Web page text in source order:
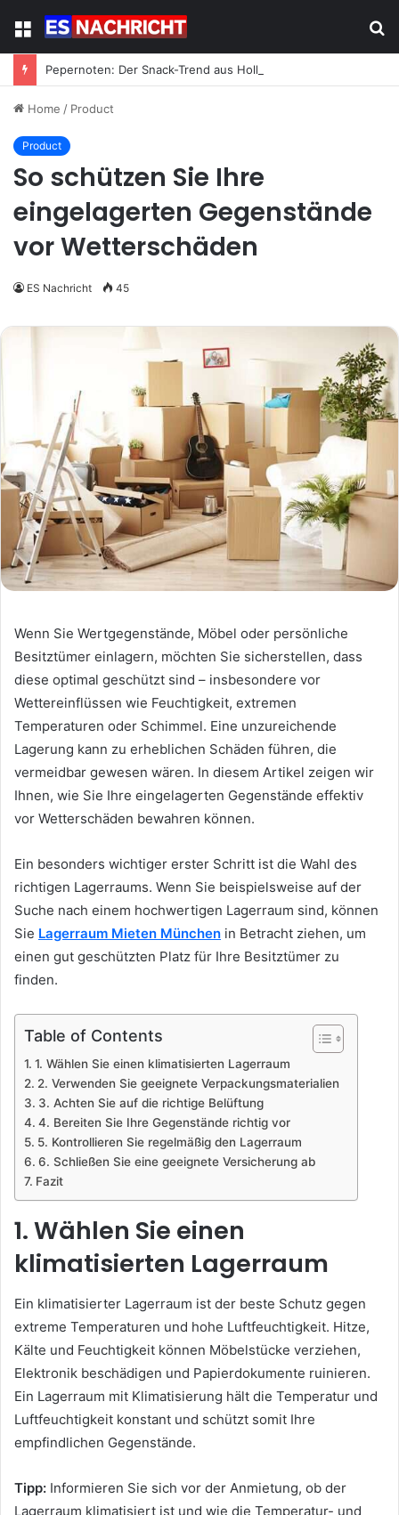
Menu
Home / Product
Product
So schützen Sie Ihre
eingelagerten Gegenstände
vor Wetterschäden
ES Nachricht 45
Wenn Sie Wertgegenstände, Möbel oder persönliche
Besitztümer einlagern, möchten Sie sicherstellen, dass
diese optimal geschützt sind – insbesondere vor
Wettereinflüssen wie Feuchtigkeit, extremen
Temperaturen oder Schimmel. Eine unzureichende
Lagerung kann zu erheblichen Schäden führen, die
vermeidbar gewesen wären. In diesem Artikel zeigen wir
Ihnen, wie Sie Ihre eingelagerten Gegenstände effektiv
vor Wetterschäden bewahren können.
Ein besonders wichtiger erster Schritt ist die Wahl des
richtigen Lagerraums. Wenn Sie beispielsweise auf der
Suche nach einem hochwertigen Lagerraum sind, können
Sie Lagerraum Mieten München in Betracht ziehen, um
einen gut geschützten Platz für Ihre Besitztümer zu
finden.
Table of Contents
1. Wählen Sie einen klimatisierten Lagerraum
2. Verwenden Sie geeignete Verpackungsmaterialien
3. Achten Sie auf die richtige Belüftung
4. Bereiten Sie Ihre Gegenstände richtig vor
5. Kontrollieren Sie regelmäßig den Lagerraum
6. Schließen Sie eine geeignete Versicherung ab
Fazit
1. Wählen Sie einen
klimatisierten Lagerraum
Ein klimatisierter Lagerraum ist der beste Schutz gegen
extreme Temperaturen und hohe Luftfeuchtigkeit. Hitze,
Kälte und Feuchtigkeit können Möbelstücke verziehen,
Elektronik beschädigen und Papierdokumente ruinieren.
Ein Lagerraum mit Klimatisierung hält die Temperatur und
Luftfeuchtigkeit konstant und schützt somit Ihre
empfindlichen Gegenstände.
Tipp: Informieren Sie sich vor der Anmietung, ob der
Lagerraum klimatisiert ist und wie die Temperatur- und